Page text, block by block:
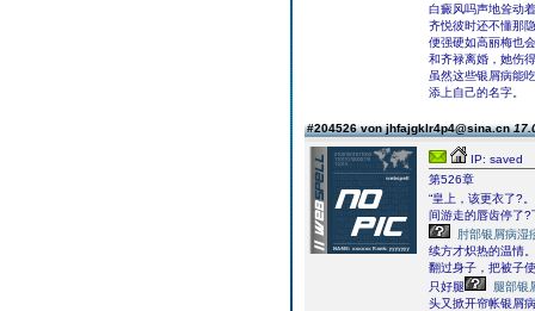
白癜风吗声地耸动
齐悦彼时还不懂那
便强硬如高丽梅也
和齐禄离婚，她伤
虽然这些银屑病能
添上自己的名字。
#204526 von jhfajgklr4p4@sina.cn
IP: saved
第526章
“皇上，该更衣了?
间游走的唇齿停了?
肘部银屑病湿
续方才炽热的温情
翻过身子，把被子
只好腿
腿部银
头又掀开帘帐银屑